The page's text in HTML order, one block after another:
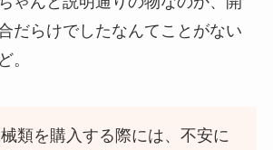
だらけでしたなんてことがない
。
類を購入する際には、不安に